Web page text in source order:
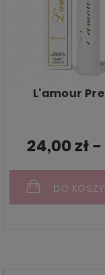
L'amour
24,00 zł
DO